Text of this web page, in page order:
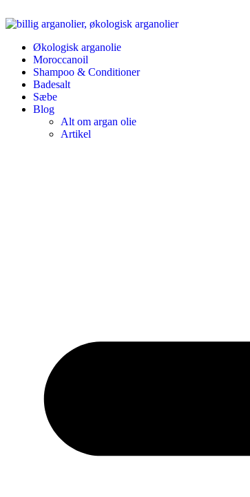
Økologisk arganolie
Moroccanoil
Shampoo & Conditioner
Badesalt
Sæbe
Blog
Alt om argan olie
Artikel